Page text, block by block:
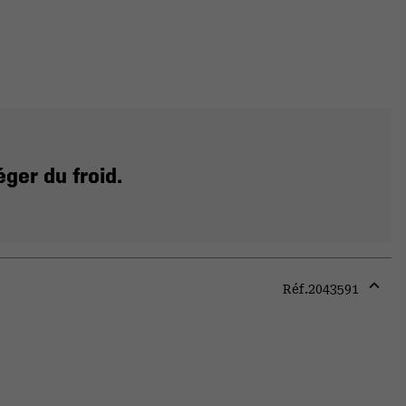
du froid.
Réf.2043591